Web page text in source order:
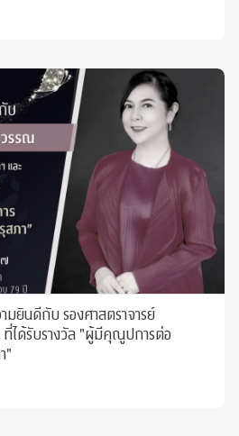
ยินดีกับ รองศาสตราจารย์
ได้รับรางวัล "ผู้มีคุณูปการต่อ
"